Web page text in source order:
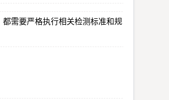
需要严格执行相关检测标准和规